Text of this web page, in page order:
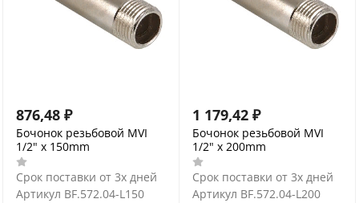
876,48 ₽
Бочонок резьбовой MVI
1/2" x 150mm
Срок поставки от 3х дней
Артикул BF.572.04-L150
1 179,42 ₽
Бочонок резьбовой MVI
1/2" x 200mm
Срок поставки от 3х дней
Артикул BF.572.04-L200